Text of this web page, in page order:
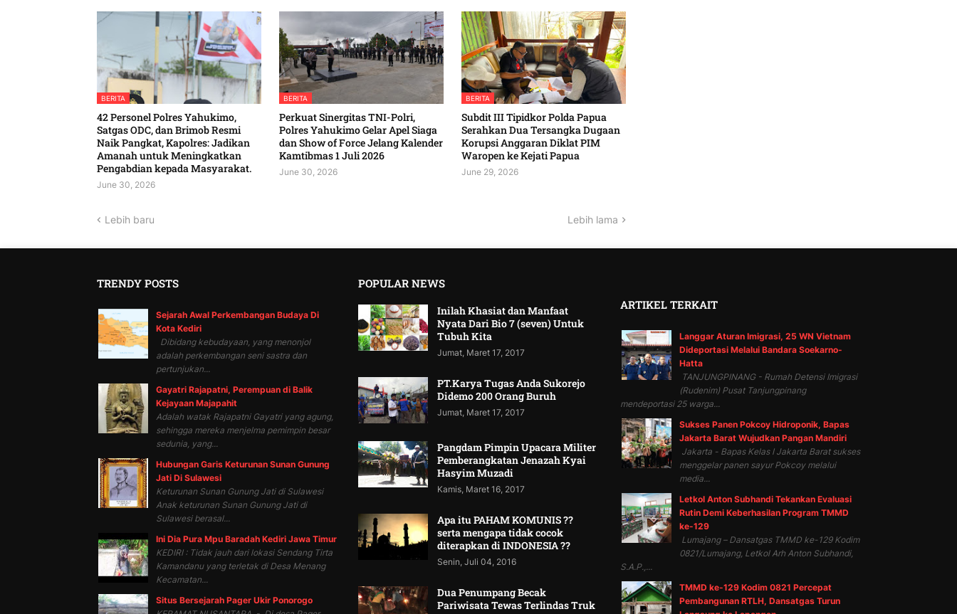
BERITA
42 Personel Polres Yahukimo,
Satgas ODC, dan Brimob Resmi
Naik Pangkat, Kapolres: Jadikan
Amanah untuk Meningkatkan
Pengabdian kepada Masyarakat. ‎
June 30, 2026
BERITA
‎Perkuat Sinergitas TNI-Polri,
Polres Yahukimo Gelar Apel Siaga
dan Show of Force Jelang Kalender
Kamtibmas 1 Juli 2026 ‎ ‎
June 30, 2026
BERITA
Subdit III Tipidkor Polda Papua
Serahkan Dua Tersangka Dugaan
Korupsi Anggaran Diklat PIM
Waropen ke Kejati Papua
June 29, 2026
Lebih baru Lebih lama
TRENDY POSTS
Sejarah Awal Perkembangan Budaya Di
Kota Kediri
Dibidang kebudayaan, yang menonjol
adalah perkembangan seni sastra dan
pertunjukan...
Gayatri Rajapatni, Perempuan di Balik
Kejayaan Majapahit
Adalah watak Rajapatni Gayatri yang agung,
sehingga mereka menjelma pemimpin besar
sedunia, yang...
Hubungan Garis Keturunan Sunan Gunung
Jati Di Sulawesi
Keturunan Sunan Gunung Jati di Sulawesi
Anak keturunan Sunan Gunung Jati di
Sulawesi berasal...
Ini Dia Pura Mpu Baradah Kediri Jawa Timur
KEDIRI : Tidak jauh dari lokasi Sendang Tirta
Kamandanu yang terletak di Desa Menang
Kecamatan...
Situs Bersejarah Pager Ukir Ponorogo
POPULAR NEWS
Inilah Khasiat dan Manfaat
Nyata Dari Bio 7 (seven) Untuk
Tubuh Kita
Jumat, Maret 17, 2017
PT.Karya Tugas Anda Sukorejo
Didemo 200 Orang Buruh
Jumat, Maret 17, 2017
Pangdam Pimpin Upacara Militer
Pemberangkatan Jenazah Kyai
Hasyim Muzadi
Kamis, Maret 16, 2017
Apa itu PAHAM KOMUNIS ??
serta mengapa tidak cocok
diterapkan di INDONESIA ??
Senin, Juli 04, 2016
Dua Penumpang Becak
Pariwisata Tewas Terlindas Truk
ARTIKEL TERKAIT
Langgar Aturan Imigrasi, 25 WN Vietnam
Dideportasi Melalui Bandara Soekarno-
Hatta
TANJUNGPINANG - Rumah Detensi Imigrasi
(Rudenim) Pusat Tanjungpinang
mendeportasi 25 warga...
Sukses Panen Pokcoy Hidroponik, Bapas
Jakarta Barat Wujudkan Pangan Mandiri
Jakarta - Bapas Kelas I Jakarta Barat sukses
menggelar panen sayur Pokcoy melalui
media...
Letkol Anton Subhandi Tekankan Evaluasi
Rutin Demi Keberhasilan Program TMMD
ke-129
Lumajang – Dansatgas TMMD ke-129 Kodim
0821/Lumajang, Letkol Arh Anton Subhandi,
S.A.P.,...
TMMD ke-129 Kodim 0821 Percepat
Pembangunan RTLH, Dansatgas Turun